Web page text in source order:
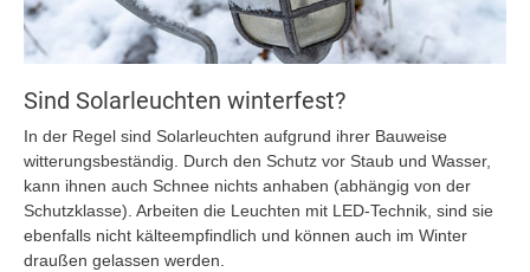
Sind Solarleuchten winterfest?
In der Regel sind Solarleuchten aufgrund ihrer Bauweise
witterungsbeständig. Durch den Schutz vor Staub und Wasser,
kann ihnen auch Schnee nichts anhaben (abhängig von der
Schutzklasse). Arbeiten die Leuchten mit LED-Technik, sind sie
ebenfalls nicht kälteempfindlich und können auch im Winter
draußen gelassen werden.